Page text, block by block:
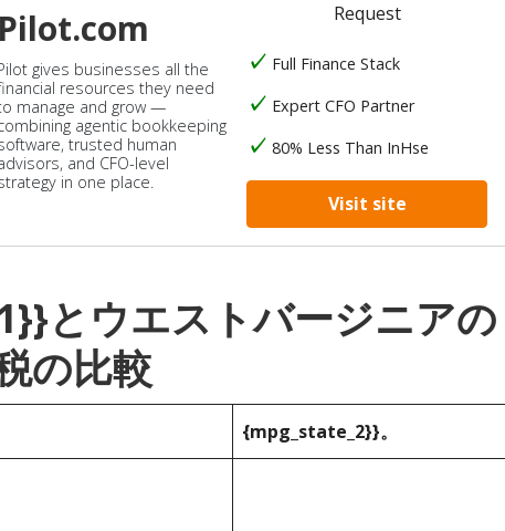
Pilot.com
gives businesses all the
resources they need
manage and grow —
agentic bookkeeping
trusted human
and CFO-level
in one place.
Request
Full Finance Stack
Expert CFO Partner
80% Less Than InHse
Visit site
とウエストバージニアの
の比較
{mpg_state_2}}。